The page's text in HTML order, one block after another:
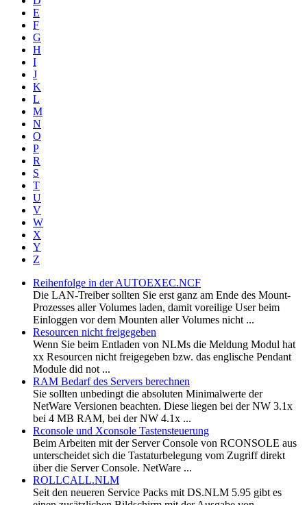
E
F
G
H
I
J
K
L
M
N
O
P
R
S
T
U
V
W
X
Y
Z
Reihenfolge in der AUTOEXEC.NCF
Die LAN-Treiber sollten Sie erst ganz am Ende des Mount-
Prozesses aller Volumes laden, damit voreilige User beim
Einloggen vor dem Mounten aller Volumes nicht ...
Resourcen nicht freigegeben
Wenn Sie beim Entladen von NLMs die Meldung Modul hat
xx Resourcen nicht freigegeben bzw. das englische Pendant
Module did not ...
RAM Bedarf des Servers berechnen
Sie sollten unbedingt die absoluten Minimalwerte der
NetWare Versionen beachten. Diese liegen bei der NW 3.1x
bei 4 MB RAM, bei der NW 4.1x ...
Rconsole und Xconsole Tastensteuerung
Beim Arbeiten mit der Server Console von RCONSOLE aus
unterscheidet sich die Tastaturbelegung vom Zugriff direkt
über die Server Console. NetWare ...
ROLLCALL.NLM
Seit den neueren Service Packs mit DS.NLM 5.95 gibt es